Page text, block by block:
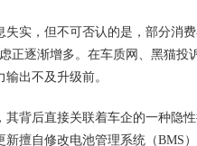
失实，但不可否认的是，部分消
正逐渐增多。在车质网、黑猫
出不及升级前。
其背后直接关联着车企的一种隐
新擅自修改电池管理系统（BMS